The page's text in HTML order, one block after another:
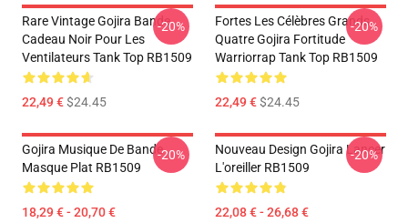
Rare Vintage Gojira Bande
Cadeau Noir Pour Les
Ventilateurs Tank Top RB1509
22,49 €$24.45
-20%
Fortes Les Célèbres Grands
Quatre Gojira Fortitude
Warriorrap Tank Top RB1509
22,49 €$24.45
-20%
Gojira Musique De Bande
Masque Plat RB1509
18,29 € - 20,70 €
-20%
Nouveau Design Gojira Lancer
L'oreiller RB1509
22,08 € - 26,68 €
-20%